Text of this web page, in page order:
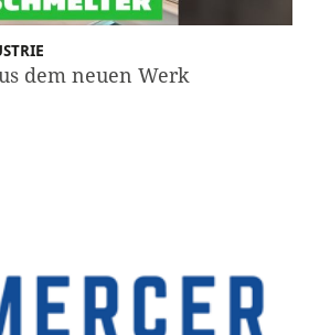
dem neuen Werk